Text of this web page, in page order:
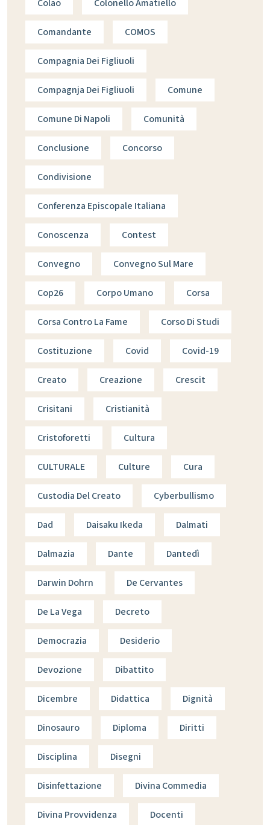
Colao Colonello Amatiello
Comandante COMOS
Compagnia Dei Figliuoli
Compagnja Dei Figliuoli Comune
Comune Di Napoli Comunità
Conclusione Concorso
Condivisione
Conferenza Episcopale Italiana
Conoscenza Contest
Convegno Convegno Sul Mare
Cop26 Corpo Umano Corsa
Corsa Contro La Fame Corso Di Studi
Costituzione Covid Covid-19
Creato Creazione Crescit
Crisitani Cristianità
Cristoforetti Cultura
CULTURALE Culture Cura
Custodia Del Creato Cyberbullismo
Dad Daisaku Ikeda Dalmati
Dalmazia Dante Dantedì
Darwin Dohrn De Cervantes
De La Vega Decreto
Democrazia Desiderio
Devozione Dibattito
Dicembre Didattica Dignità
Dinosauro Diploma Diritti
Disciplina Disegni
Disinfettazione Divina Commedia
Divina Provvidenza Docenti